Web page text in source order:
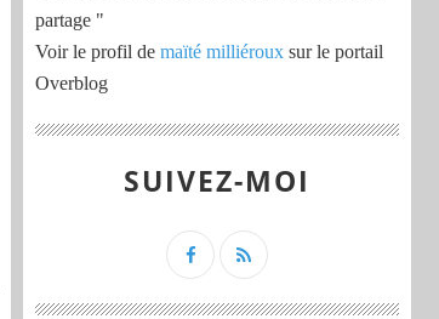
partage "
Voir le profil de maïté milliéroux sur le portail
Overblog
SUIVEZ-MOI